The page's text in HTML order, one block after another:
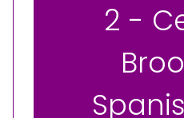
2 -